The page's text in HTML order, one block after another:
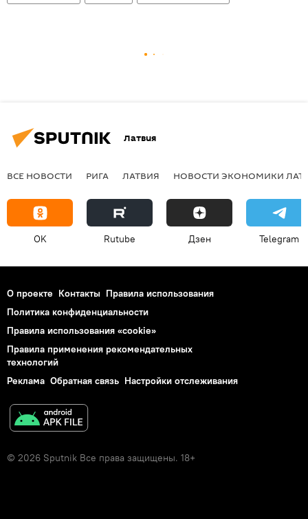
Латвия
ВСЕ НОВОСТИ РИГА ЛАТВИЯ НОВОСТИ ЭКОНОМИКИ
OK Rutube Дзен Telegram
О проекте Контакты Правила использования
Политика конфиденциальности
Правила использования «cookie»
Правила применения рекомендательных
технологий
Реклама Обратная связь Настройки отслеживания
© 2026 Sputnik Все права защищены. 18+